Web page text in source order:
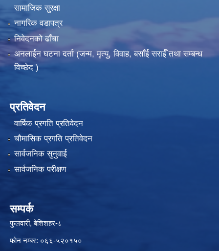
सामाजिक सुरक्षा
नागरिक वडापत्र
निवेदनको ढाँचा
अनलाईन घटना दर्ता (जन्म, मृत्यु, विवाह, बसाँई सराईँ तथा सम्बन्ध
विच्छेद )
प्रतिवेदन
वार्षिक प्रगति प्रतिवेदन
चौमासिक प्रगति प्रतिवेदन
सार्वजनिक सुनुवाई
सार्वजनिक परीक्षण
सम्पर्क
फुलवारी, बेशिशहर-८
फोन नम्बर: ०६६-५२०१५०